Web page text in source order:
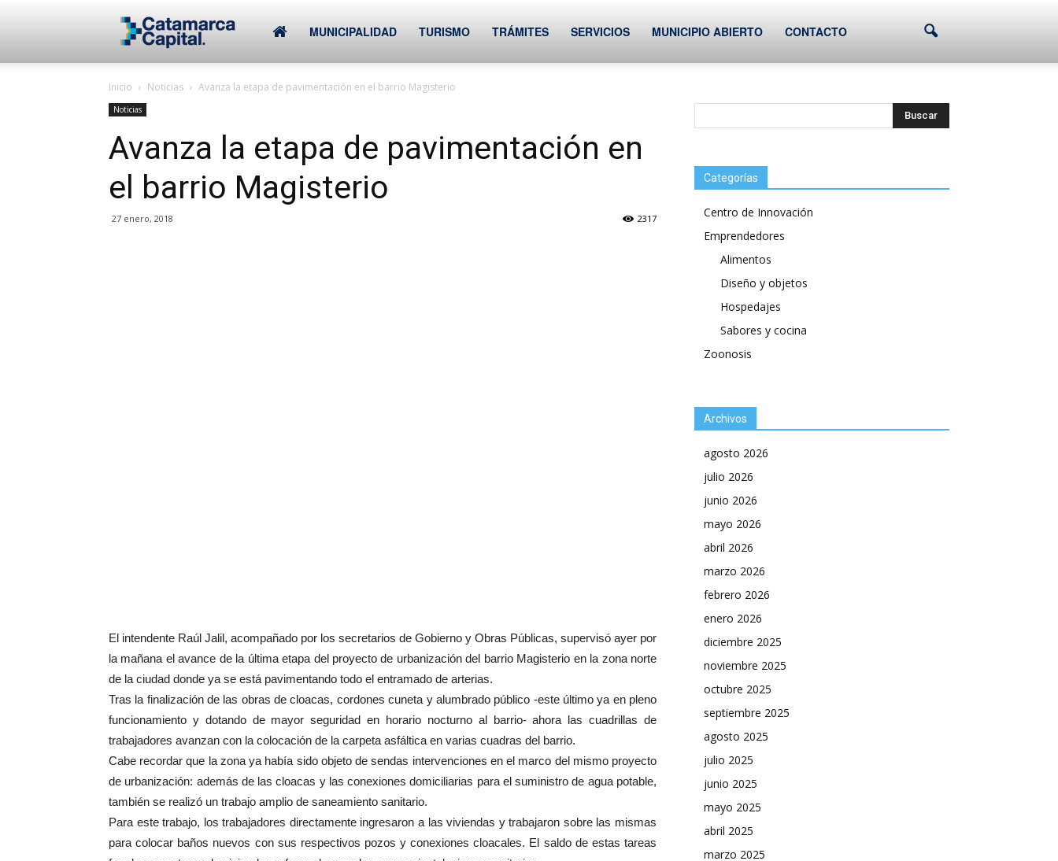
Municipalidad
de
MUNICIPALIDAD TURISMO TRÁMITES SERVICIOS MUNICIPIO ABIERTO CONTACTO
Inicio Noticias Avanza la etapa de pavimentación en el barrio Magisterio
Noticias
Avanza la etapa de pavimentación en
el barrio Magisterio
27 enero, 2018 2317
El intendente Raúl Jalil, acompañado por los secretarios de Gobierno y Obras Públicas, supervisó ayer por
la mañana el avance de la última etapa del proyecto de urbanización del barrio Magisterio en la zona norte
de la ciudad donde ya se está pavimentando todo el entramado de arterias.
Tras la finalización de las obras de cloacas, cordones cuneta y alumbrado público -este último ya en pleno
funcionamiento y dotando de mayor seguridad en horario nocturno al barrio- ahora las cuadrillas de
trabajadores avanzan con la colocación de la carpeta asfáltica en varias cuadras del barrio.
Cabe recordar que la zona ya había sido objeto de sendas intervenciones en el marco del mismo proyecto
de urbanización: además de las cloacas y las conexiones domiciliarias para el suministro de agua potable,
también se realizó un trabajo amplio de saneamiento sanitario.
Para este trabajo, los trabajadores directamente ingresaron a las viviendas y trabajaron sobre las mismas
para colocar baños nuevos con sus respectivos pozos y conexiones cloacales. El saldo de estas tareas
Categorías
Centro de Innovación
Emprendedores
Alimentos
Diseño y objetos
Hospedajes
Sabores y cocina
Zoonosis
Archivos
agosto 2026
julio 2026
junio 2026
mayo 2026
abril 2026
marzo 2026
febrero 2026
enero 2026
diciembre 2025
noviembre 2025
octubre 2025
septiembre 2025
agosto 2025
julio 2025
junio 2025
mayo 2025
abril 2025
marzo 2025